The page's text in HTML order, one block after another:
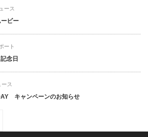
ース
ビー
ート
念日
ース
キャンペーンのお知らせ